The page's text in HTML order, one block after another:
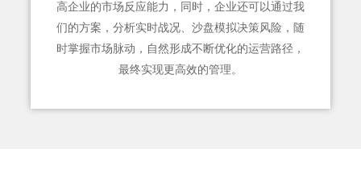
高企业的市场反应能力，同时，企业还可以通过我
们的方案，分析实时战况、沙盘模拟决策风险，随
时掌握市场脉动，自然形成不断优化的运营路径，
最终实现更高效的管理。